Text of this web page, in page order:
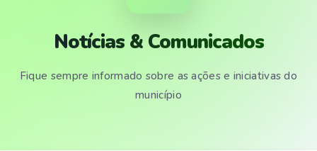
Notícias & Comunicados
Fique sempre informado sobre as ações e iniciativas do
município